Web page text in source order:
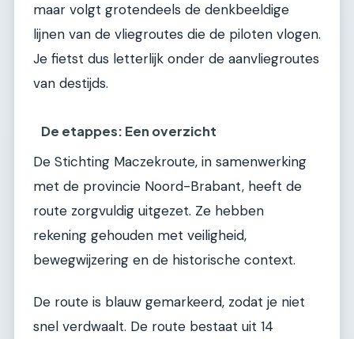
maar volgt grotendeels de denkbeeldige
lijnen van de vliegroutes die de piloten vlogen.
Je fietst dus letterlijk onder de aanvliegroutes
van destijds.
De etappes: Een overzicht
De Stichting Maczekroute, in samenwerking
met de provincie Noord-Brabant, heeft de
route zorgvuldig uitgezet. Ze hebben
rekening gehouden met veiligheid,
bewegwijzering en de historische context.
De route is blauw gemarkeerd, zodat je niet
snel verdwaalt. De route bestaat uit 14